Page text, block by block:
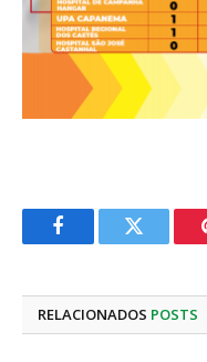
FacebookTwitter
RELACIONADOS POSTS